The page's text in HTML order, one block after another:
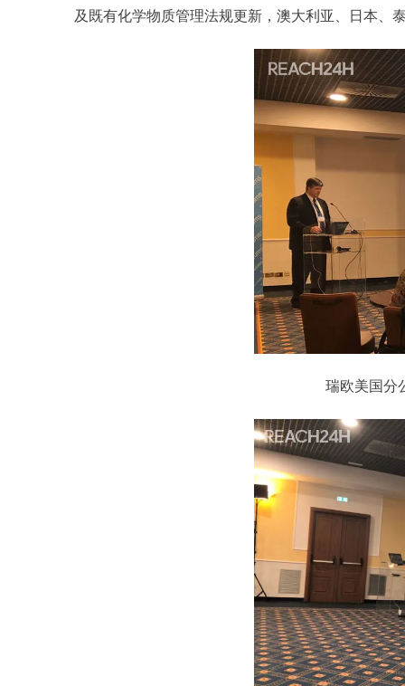
及既有化学物质管理法规更新，澳大利亚、日本、
瑞欧美国分